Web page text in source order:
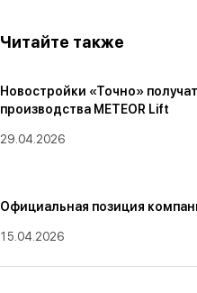
Читайте также
Новостройки «Точно»
производства METEOR Lift
29.04.2026
Официальная позиция
15.04.2026